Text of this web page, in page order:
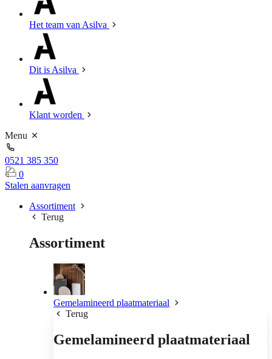
Het team van Asilva
Dit is Asilva
Klant worden
Menu
0521 385 350
0
Stalen aanvragen
Assortiment
Terug
Assortiment
Gemelamineerd plaatmateriaal
Terug
Gemelamineerd plaatmateriaal